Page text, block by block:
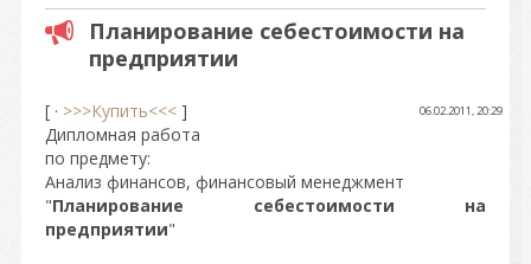
Планирование себестоимости на
предприятии
[ · >>>Купить<<< ] 06.02.2011, 20:29
Дипломная работа
по предмету:
Анализ финансов, финансовый менеджмент
"Планирование себестоимости на
предприятии"